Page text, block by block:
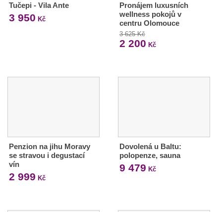
Tučepi - Vila Ante
3 950 Kč
Pronájem luxusních
wellness pokojů v
centru Olomouce
3 625 Kč
2 200 Kč
Penzion na jihu Moravy
se stravou i degustací
vín
2 999 Kč
Dovolená u Baltu:
polopenze, sauna
9 479 Kč